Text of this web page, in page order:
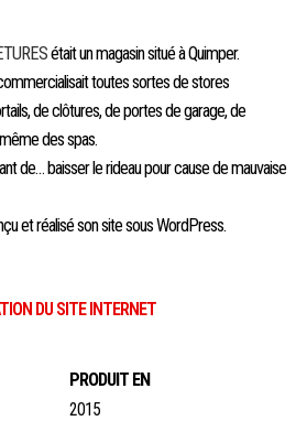
était un magasin situé à Quimper.
toutes sortes de stores
de clôtures, de portes de garage, de
des spas.
de… baisser le rideau pour cause de mauvaise
et réalisé son site sous WordPress.
DU SITE INTERNET
PRODUIT EN
2015